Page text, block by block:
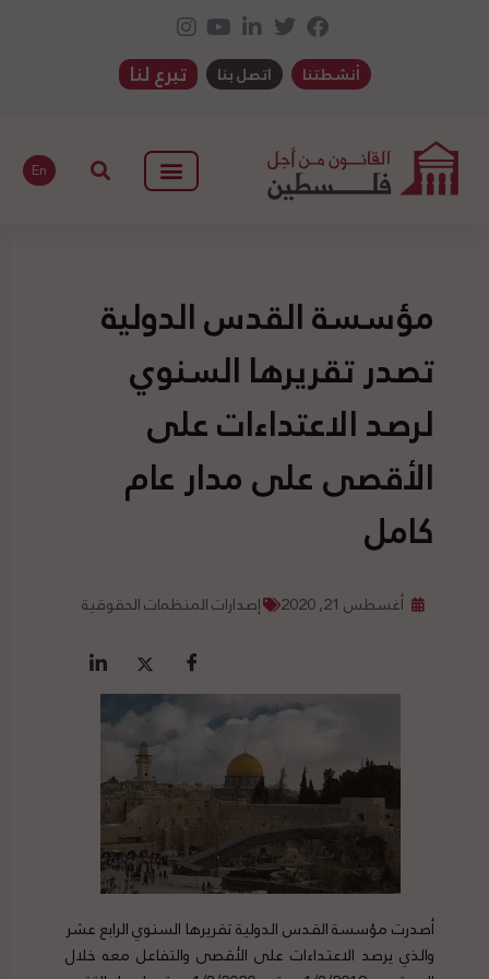
أنشطتنا اتصل بنا تبرع لنا
En
مؤسسة القدس الدولية
تصدر تقريرها السنوي
لرصد الاعتداءات على
الأقصى على مدار عام
كامل
أغسطس 21, 2020 إصدارات المنظمات الحقوقية
أصدرت مؤسسة القدس الدولية تقريرها السنوي الرابع عشر
والذي يرصد الاعتداءات على الأقصى والتفاعل معه خلال